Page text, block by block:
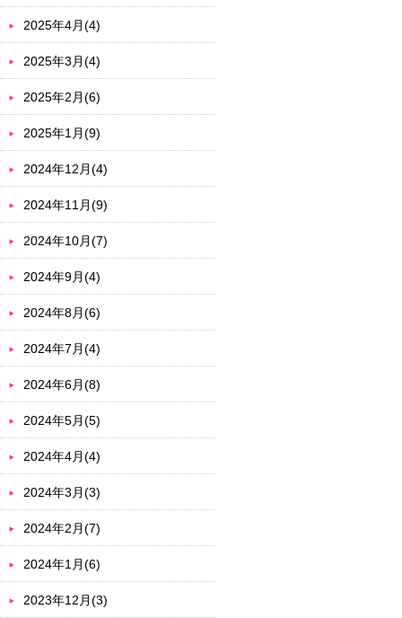
2025年4月(4)
2025年3月(4)
2025年2月(6)
2025年1月(9)
2024年12月(4)
2024年11月(9)
2024年10月(7)
2024年9月(4)
2024年8月(6)
2024年7月(4)
2024年6月(8)
2024年5月(5)
2024年4月(4)
2024年3月(3)
2024年2月(7)
2024年1月(6)
2023年12月(3)